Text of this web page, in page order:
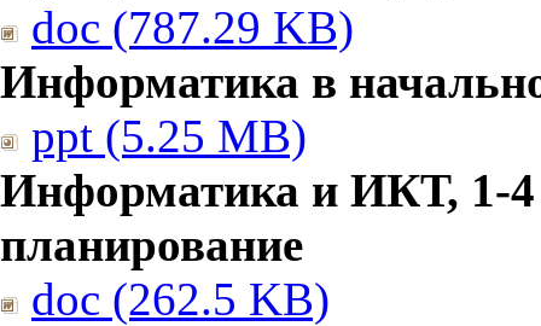
doc (787.29 KB)
Информатика в
ppt (5.25 MB)
Информатика и ИКТ, 1-4
планирование
doc (262.5 KB)